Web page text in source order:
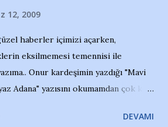
12, 2009
haberler içimizi açarken,
eksilmemesi temennisi ile
Onur kardeşimin yazdığı "Mavi
Adana" yazısını okumamdan çok kısa
taraftarlar, İstanbul takımlarınınDEVAMI